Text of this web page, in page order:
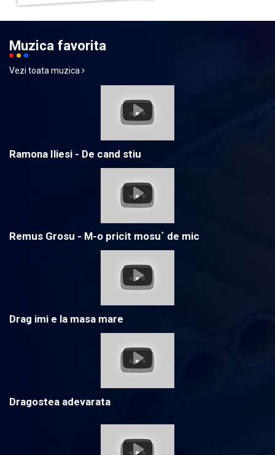
Muzica favorita
Vezi toata muzica
Ramona Iliesi - De cand stiu
Remus Grosu - M-o pricit mosu` de mic
Drag imi e la masa mare
Dragostea adevarata